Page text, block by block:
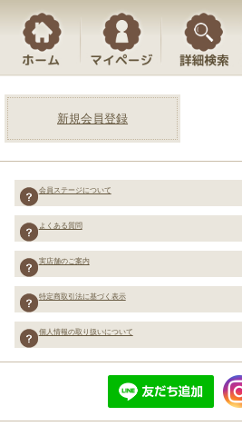
新規会員登録
会員ステージについて
よくある質問
実店舗のご案内
特定商取引法に基づく表示
個人情報の取り扱いについて